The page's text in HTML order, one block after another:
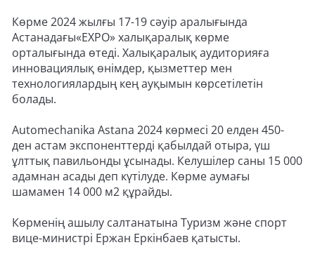
Көрме 2024 жылғы 17-19 сәуір аралығында
Астанадағы«ЕХРО» халықаралық көрме
орталығында өтеді. Халықаралық аудиторияға
инновациялық өнімдер, қызметтер мен
технологиялардың кең ауқымын көрсетілетін
болады.
Automechanika Astana 2024 көрмесі 20 елден 450-
ден астам экспоненттерді қабылдай отыра, үш
ұлттық павильонды ұсынады. Келушілер саны 15 000
адамнан асады деп күтілуде. Көрме аумағы
шамамен 14 000 м2 құрайды.
Көрменің ашылу салтанатына Туризм және спорт
вице-министрі Ержан Еркінбаев қатысты.